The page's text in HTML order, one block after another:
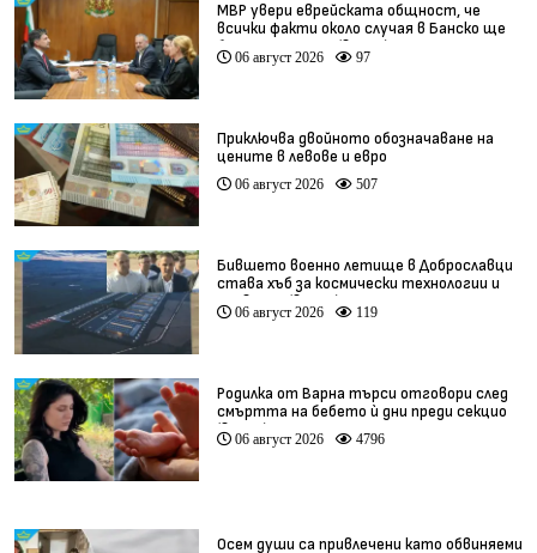
МВР увери еврейската общност, че
всички факти около случая в Банско ще
бъдат изяснени (видео)
06 август 2026 97
Приключва двойното обозначаване на
цените в левове и евро
06 август 2026 507
Бившето военно летище в Доброславци
става хъб за космически технологии и
иновации (видео)
06 август 2026 119
Родилка от Варна търси отговори след
смъртта на бебето ѝ дни преди секцио
(видео)
06 август 2026 4796
Осем души са привлечени като обвиняеми